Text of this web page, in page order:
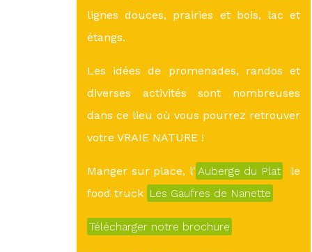
lignes douces, prairies et bois, lac et
étangs.
Les idées de promenades, randos et
diverses activités sont nombreuses
dans ce lieu où vous pourrez retrouver
votre VRAIE NATURE !
Manger sur place, l' Auberge du Plat
le
food truck Les Gaufres de Nanette
Télécharger notre brochure